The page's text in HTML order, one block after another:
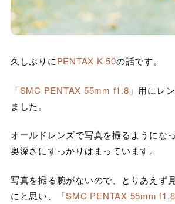
久しぶりにPENTAX K-50の話です。
「SMC PENTAX 55mm f1.8」 用にレ
ました。
オールドレンズで写真を撮るようにな
奥深さにすっかりはまっています。
写真を撮る腕がないので、とりあえず
にと思い、
「SMC PENTAX 55mm f1.8